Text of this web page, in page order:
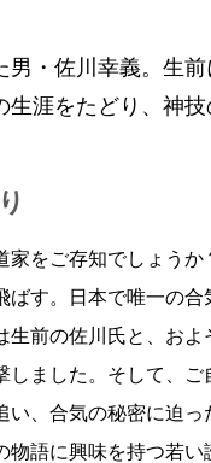
男・佐川幸義。生
生涯をたどり、神技
家をご存知でしょう
ばす。日本で唯一の
生前の佐川氏と、お
しました。そして、
い、合気の秘密に迫
物語に興味を持つ若い